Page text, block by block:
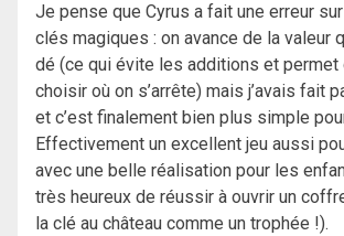
Je pense que Cyrus a fait une erreur
clés magiques : on avance de la valeur
dé (ce qui évite les additions et permet
choisir où on s’arrête) mais j’avais fait
et c’est finalement bien plus simple
Effectivement un excellent jeu aussi
avec une belle réalisation pour les
très heureux de réussir à ouvrir un
la clé au château comme un trophée !).